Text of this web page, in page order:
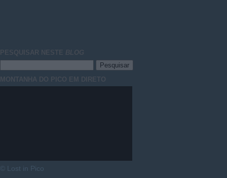
PESQUISAR NESTE BLOG
MONTANHA DO PICO EM DIRETO
© Lost in Pico